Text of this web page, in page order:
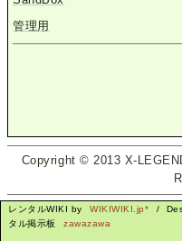
管理用
Copyright © 2013 X-
レンタルWIKI by WIKIWIKI.jp* /
タル掲示板
zawazawa